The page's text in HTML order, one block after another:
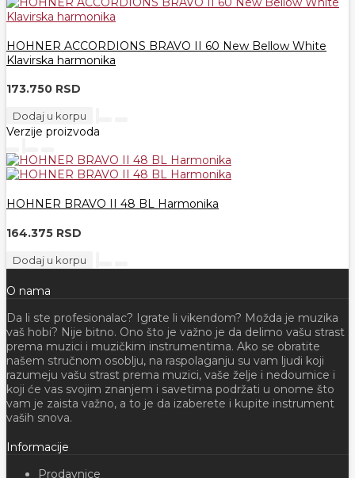
HOHNER ACCORDIONS BRAVO II 60 New Bellow White
Klavirska harmonika
173.750 RSD
Dodaj u korpu
Verzije proizvoda
HOHNER BRAVO II 48 BL Harmonika
164.375 RSD
Dodaj u korpu
O nama
Da li ste profesionalac? Igrate li vikendom? Možda je muzika
vaš hobi? Nije bitno. Ono što je važno je da delimo vašu strast
prema muzici i muzičkim instrumentima. Ako se obratite
našem stručnom osoblju, na raspolaganju su vam ljudi koji
razumeju vašu strast prema muzici, vaše želje i nedoumice i
koji će vas svojim znanjem i savetima podržati u onome što
vam je zaista važno, a to je da izaberete i kupite instrument
vaših snova.
Informacije
Prodavnice